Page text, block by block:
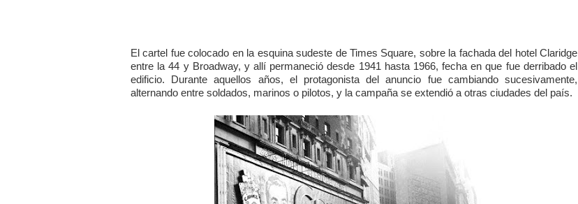
El cartel fue colocado en la esquina sudeste de Times Square, sobre la fachada del hotel Claridge
entre la 44 y Broadway, y allí permaneció desde 1941 hasta 1966, fecha en que fue derribado el
edificio. Durante aquellos años, el protagonista del anuncio fue cambiando sucesivamente,
alternando entre soldados, marinos o pilotos, y la campaña se extendió a otras ciudades del país.